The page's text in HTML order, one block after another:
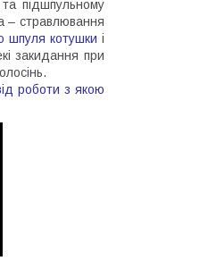
підшпульному
– стравлювання
шпуля котушки і
закидання при
роботи з якою